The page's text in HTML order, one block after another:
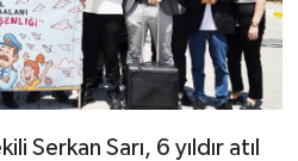
Serkan Sarı, 6 yıldır atıl